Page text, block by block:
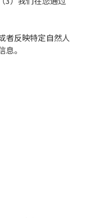
者反映特定自然人
。